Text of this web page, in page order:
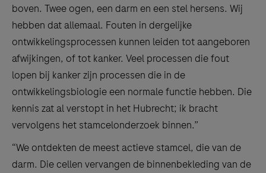
boven. Twee ogen, een darm en een stel hersens. Wij
hebben dat allemaal. Fouten in dergelijke
ontwikkelingsprocessen kunnen leiden tot aangeboren
afwijkingen, of tot kanker. Veel processen die fout
lopen bij kanker zijn processen die in de
ontwikkelingsbiologie een normale functie hebben. Die
kennis zat al verstopt in het Hubrecht; ik bracht
vervolgens het stamcelonderzoek binnen.”
“We ontdekten de meest actieve stamcel, die van de
darm. Die cellen vervangen de binnenbekleding van de